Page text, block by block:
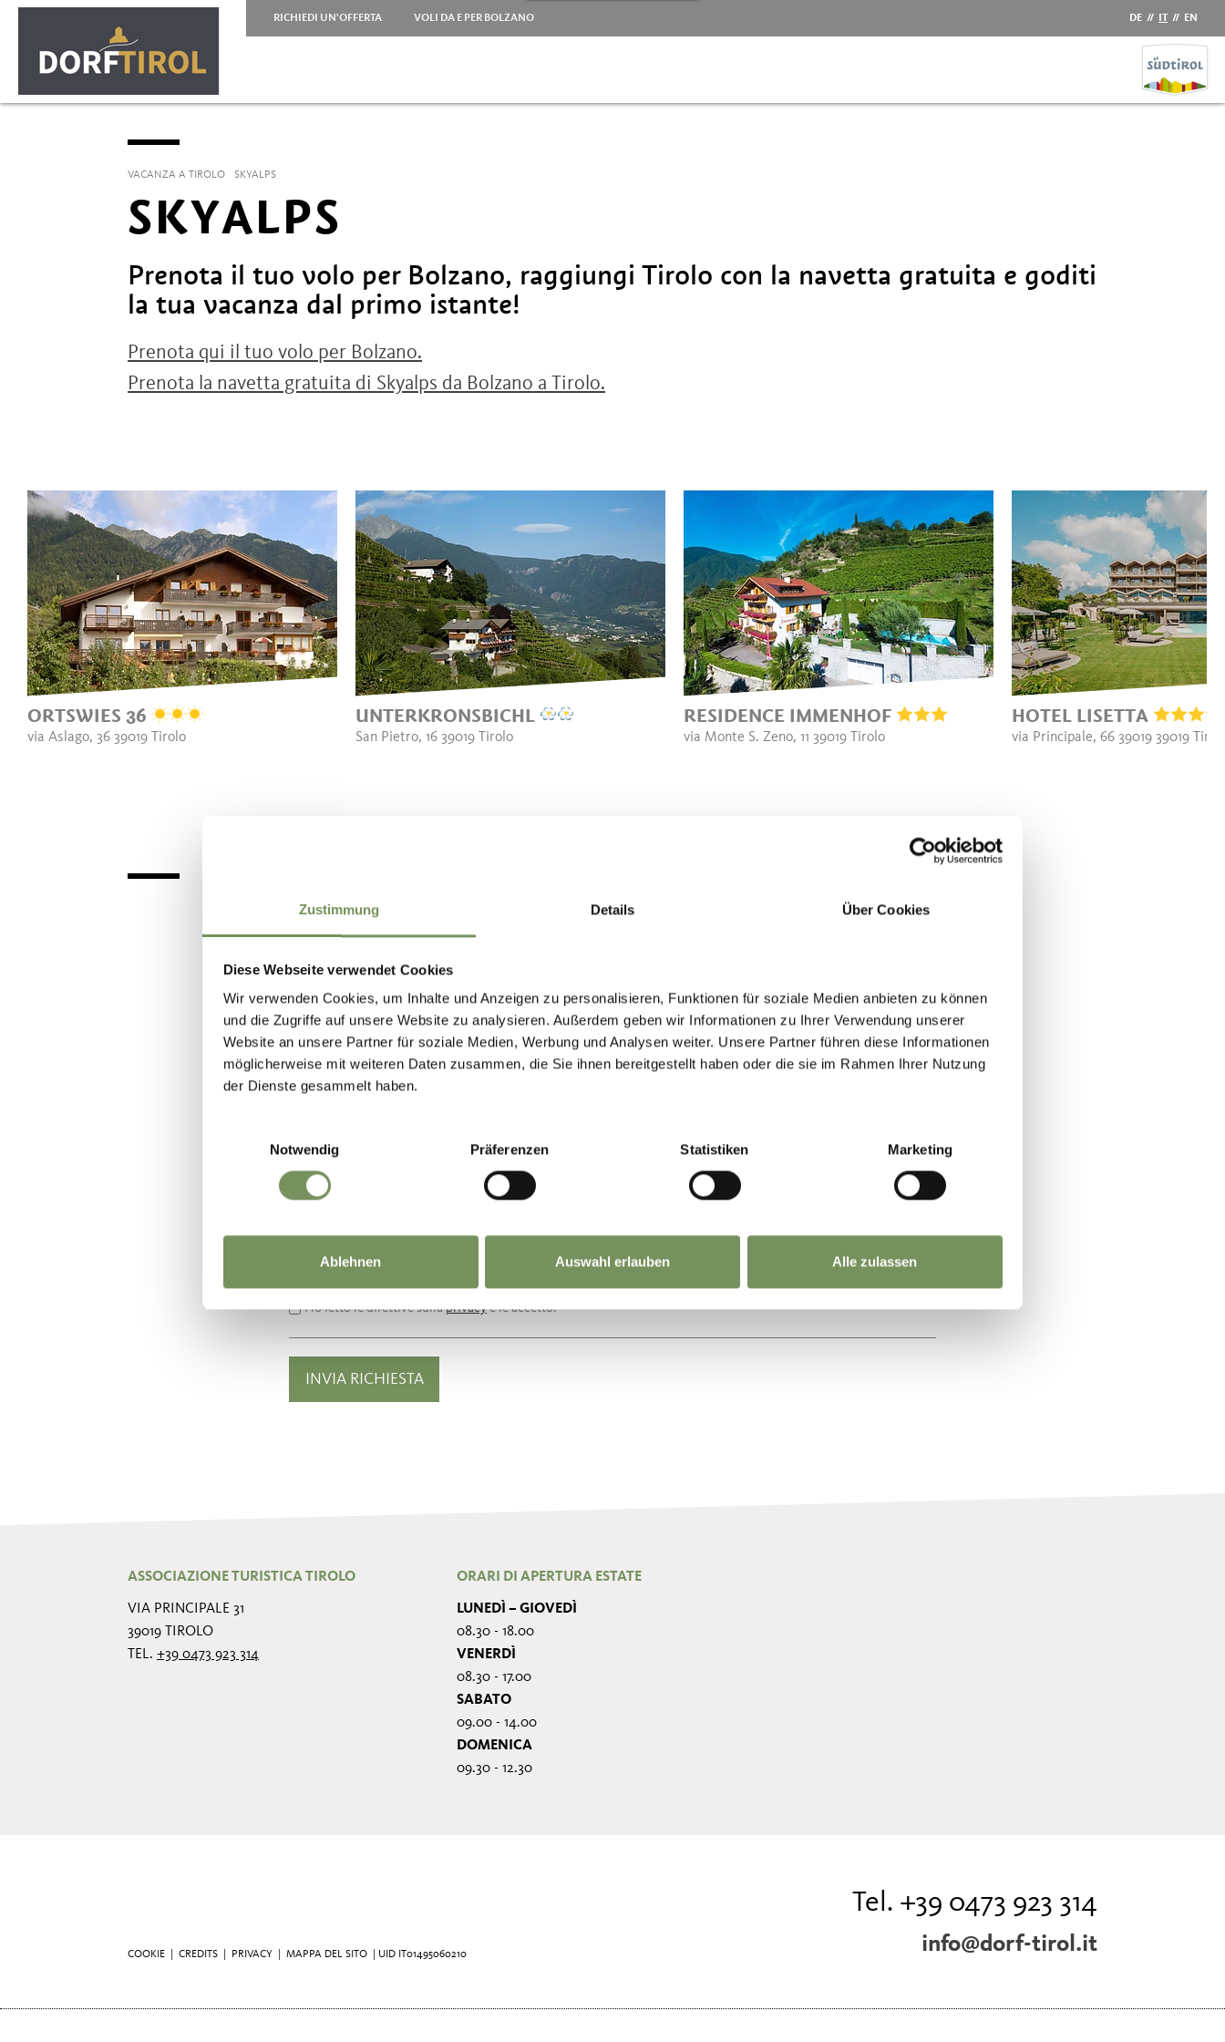
Zustimmung Details Über Cookies
Diese Webseite verwendet Cookies
Wir verwenden Cookies, um Inhalte und Anzeigen zu personalisieren, Funktionen für soziale Medien anbieten zu können
und die Zugriffe auf unsere Website zu analysieren. Außerdem geben wir Informationen zu Ihrer Verwendung unserer
Website an unsere Partner für soziale Medien, Werbung und Analysen weiter. Unsere Partner führen diese Informationen
möglicherweise mit weiteren Daten zusammen, die Sie ihnen bereitgestellt haben oder die sie im Rahmen Ihrer Nutzung
der Dienste gesammelt haben.
Notwendig
Präferenzen Statistiken Marketing
Ablehnen Auswahl erlauben Alle zulassen
RICHIEDI UN'OFFERTA VOLI DA E PER BOLZANO DE // IT // EN
VACANZA A TIROLO SKYALPS
SKYALPS
Prenota il tuo volo per Bolzano, raggiungi Tirolo con la navetta gratuita e goditi
la tua vacanza dal primo istante!
Prenota qui il tuo volo per Bolzano.
Prenota la navetta gratuita di Skyalps da Bolzano a Tirolo.
ORTSWIES 36
via Aslago, 36 39019 Tirolo
UNTERKRONSBICHL
San Pietro, 16 39019 Tirolo
RESIDENCE IMMENHOF
via Monte S. Zeno, 11 39019 Tirolo
HOTEL LISETTA
via Principale, 66 39019 39019
I miei dati di viaggio:
Adulti Bambini
I miei dati di contatto:
Ho letto le direttive sullaprivacye le accetto.
ASSOCIAZIONE TURISTICA TIROLO
VIA PRINCIPALE 31
39019 TIROLO
TEL. +39 0473 923 314
ORARI DI APERTURA ESTATE
LUNEDÌ – GIOVEDÌ
08.30 - 18.00
VENERDÌ
08.30 - 17.00
SABATO
09.00 - 14.00
DOMENICA
09.30 - 12.30
Tel. +39 0473 923 314
info@dorf-tirol.it
COOKIE CREDITS PRIVACY MAPPA DEL SITO | UID IT01495060210